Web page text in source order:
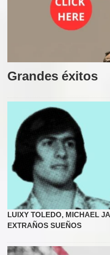
Grandes éxitos
LUIXY TOLEDO, MICHAEL
EXTRAÑOS SUEÑOS